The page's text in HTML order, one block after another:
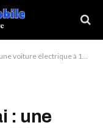
mois pour les familles modestes, un rêve devenu réalité ?
: une